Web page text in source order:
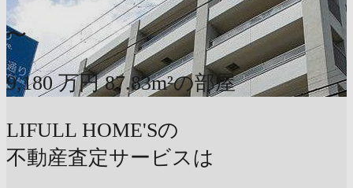
〜
9,180 万円 87.83m²の部屋
LIFULL HOME'Sの
不動産査定サービスは